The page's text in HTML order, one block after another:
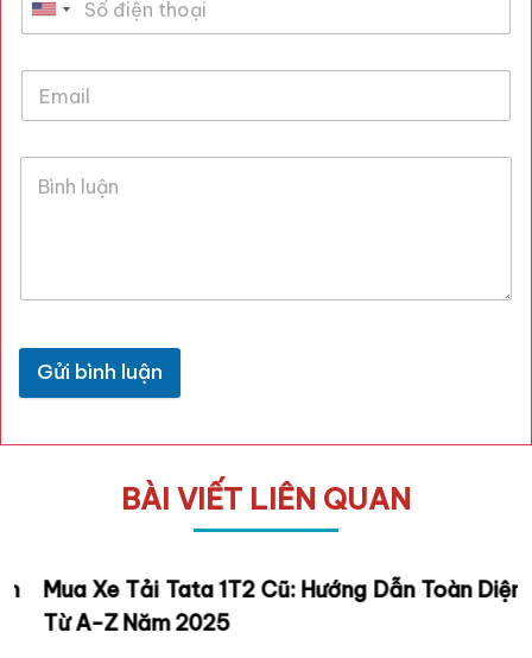
Gửi bình luận
BÀI VIẾT LIÊN QUAN
Mua Xe Tải Tata 1T2 Cũ: Hướng Dẫn Toàn Diện
Từ A-Z Năm 2025